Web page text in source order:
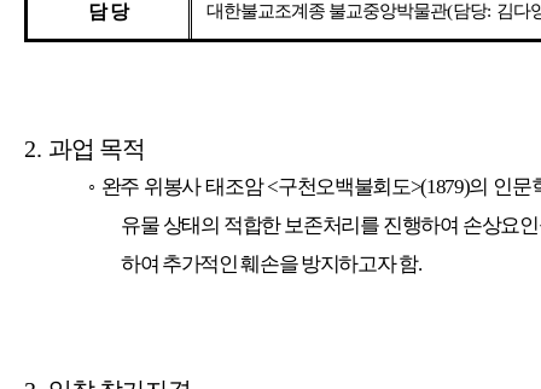
담 당 대한불교조계종 불교중앙박물관(담당: 김다
2. 과업 목적
◦ 완주 위봉사 태조암<구천오백불회도>(1879)의 인문
유물 상태의 적합한 보존처리를 진행하여 손상요
하여 추가적인 훼손을 방지하고자 함.